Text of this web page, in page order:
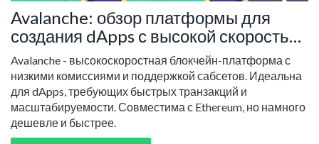
Avalanche: обзор платформы для
создания dApps с высокой скоростью
и низкими комиссиями
Avalanche - высокоскоростная блокчейн-платформа с
низкими комиссиями и поддержкой сабсетов. Идеальна
для dApps, требующих быстрых транзакций и
масштабируемости. Совместима с Ethereum, но намного
дешевле и быстрее.